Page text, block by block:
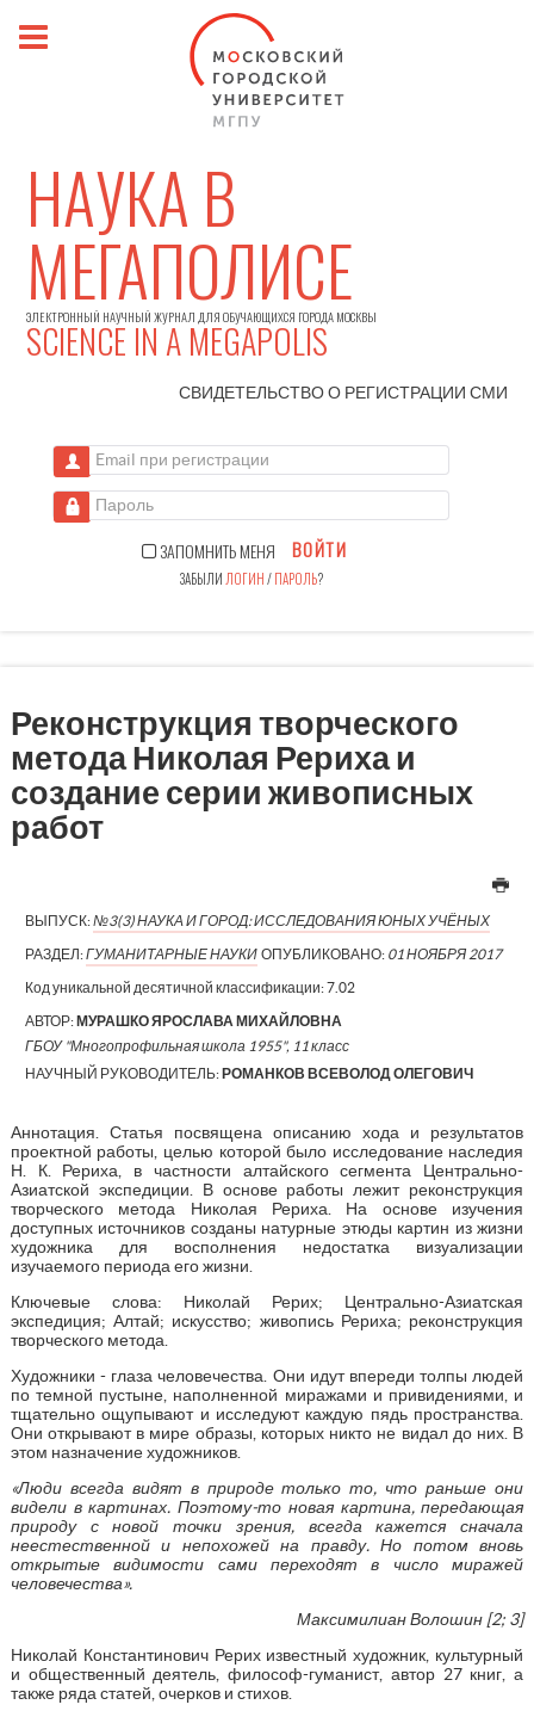
НАУКА В
МЕГАПОЛИСЕ
ЭЛЕКТРОННЫЙ НАУЧНЫЙ ЖУРНАЛ ДЛЯ ОБУЧАЮЩИХСЯ ГОРОДА МОСКВЫ
SCIENCE IN A MEGAPOLIS
СВИДЕТЕЛЬСТВО О РЕГИСТРАЦИИСМИ
Email при регистрации
Пароль
ЗАПОМНИТЬ МЕНЯ ВОЙТИ
ЗАБЫЛИ ЛОГИН/ПАРОЛЬ?
Реконструкция творческого
метода Николая Рериха и
создание серии живописных
работ
ВЫПУСК:№3(3) НАУКА И ГОРОД: ИССЛЕДОВАНИЯ ЮНЫХ УЧЁНЫХ
РАЗДЕЛ:ГУМАНИТАРНЫЕ НАУКИ ОПУБЛИКОВАНО: 01 НОЯБРЯ 2017
Код уникальной десятичной классификации:7.02
АВТОР:МУРАШКО ЯРОСЛАВА МИХАЙЛОВНА
ГБОУ "Многопрофильная школа 1955", 11 класс
НАУЧНЫЙ РУКОВОДИТЕЛЬ:РОМАНКОВ ВСЕВОЛОД ОЛЕГОВИЧ
Аннотация. Статья посвящена описанию хода и результатов
проектной работы, целью которой было исследование наследия
Н. К. Рериха, в частности алтайского сегмента Центрально-
Азиатской экспедиции. В основе работы лежит реконструкция
творческого метода Николая Рериха. На основе изучения
доступных источников созданы натурные этюды картин из жизни
художника для восполнения недостатка визуализации
изучаемого периода его жизни.
Ключевые слова: Николай Рерих; Центрально-Азиатская
экспедиция; Алтай; искусство; живопись Рериха; реконструкция
творческого метода.
Художники - глаза человечества. Они идут впереди толпы людей
по темной пустыне, наполненной миражами и привидениями, и
тщательно ощупывают и исследуют каждую пядь пространства.
Они открывают в мире образы, которых никто не видал до них. В
этом назначение художников.
«Люди всегда видят в природе только то, что раньше они
видели в картинах. Поэтому-то новая картина, передающая
природу с новой точки зрения, всегда кажется сначала
неестественной и непохожей на правду. Но потом вновь
открытые видимости сами переходят в число миражей
человечества».
Максимилиан Волошин [2; 3]
Николай Константинович Рерих известный художник, культурный
и общественный деятель, философ-гуманист, автор 27 книг, а
также ряда статей, очерков и стихов.